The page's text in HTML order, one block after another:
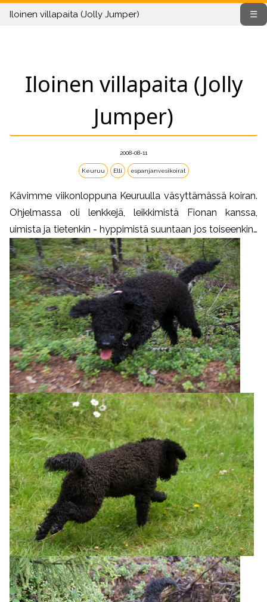
☰
Iloinen villapaita (Jolly Jumper)
Iloinen villapaita (Jolly
Jumper)
2008-08-11
Keuruu Elli espanjanvesikoirat
Kävimme viikonloppuna Keuruulla väsyttämässä koiran.
Ohjelmassa oli lenkkejä, leikkimistä Fionan kanssa,
uimista ja tietenkin - hyppimistä suuntaan jos toiseenkin…